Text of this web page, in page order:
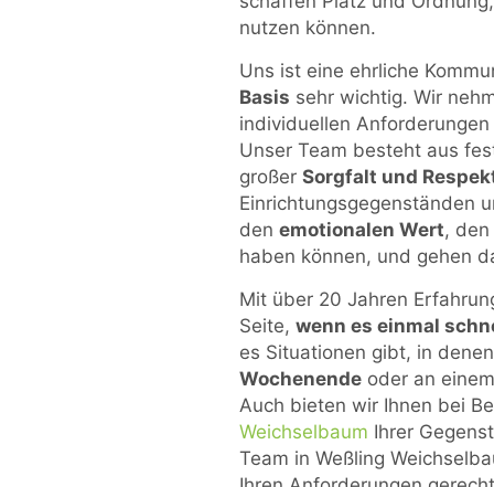
nutzen können.
Uns ist eine ehrliche
Basis sehr wichtig. Wir
individuellen
Unser Team besteht aus
großer Sorgfalt und
Einrichtungsgegenständen
den emotionalen Wert,
haben können, und gehen
Mit über 20 Jahren
Seite, wenn es einmal
es Situationen gibt, in
Wochenende oder an
Auch bieten wir Ihnen bei
Weichselbaum Ihrer
Team in Weßling